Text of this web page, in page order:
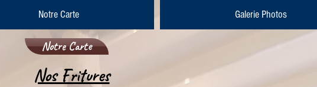
Notre Carte Galerie Photos
Notre Carte
Nos Fritures